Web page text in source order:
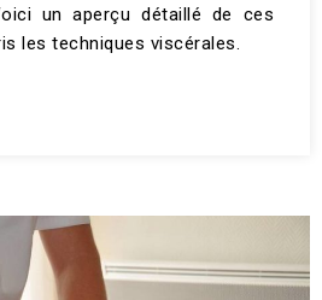
un aperçu détaillé de ces
les techniques viscérales.